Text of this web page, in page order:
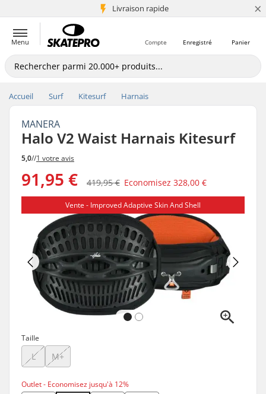
Livraison rapide
+5 mio de clients ×
Menu Panier
Enregistré
Compte
Accueil Surf Kitesurf Harnais
MANERA
Halo V2 Waist Harnais Kitesurf
5,0//1 votre avis
91,95 € 419,95 € Economisez 328,00 €
Vente - Improved Adaptive Skin And Shell
Taille
L M+
Outlet - Economisez jusqu'à 12%